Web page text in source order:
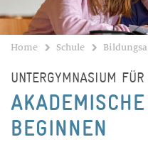
Gymnasium
Fachmaturität Soziale
Fachmaturität
Home Schule
UNTERGYMNASIUM
BEGINNEN